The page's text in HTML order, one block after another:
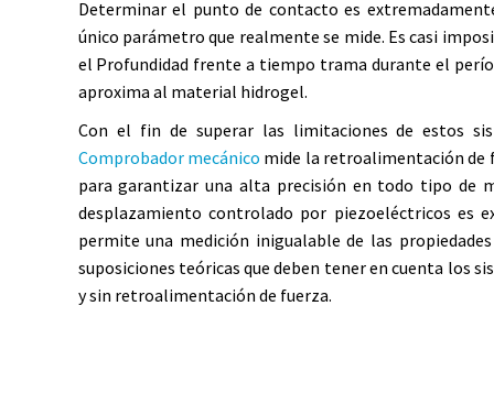
Determinar el punto de contacto es
único parámetro que realmente se mide. Es casi
el Profundidad frente a tiempo trama durante el
aproxima al material hidrogel.
Con el fin de superar las limitaciones de estos
Comprobador mecánico mide la retroalimentación de
para garantizar una alta precisión en todo tipo de
desplazamiento controlado por piezoeléctricos es
permite una medición inigualable de las
suposiciones teóricas que deben tener en cuenta los
y sin retroalimentación de fuerza.